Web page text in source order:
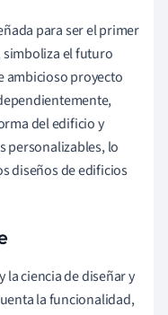
para ser el primer
el futuro
ambicioso proyecto
del edificio y
personalizables, lo
diseños de edificios
la ciencia de diseñar y
la funcionalidad,